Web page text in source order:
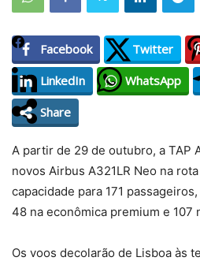
Facebook Twitter
LinkedIn
WhatsApp
Share
A partir de 29 de outubro, a TAP
novos Airbus A321LR Neo na
capacidade para 171
48 na econômica premium e 107
Os voos decolarão de Lisboa às